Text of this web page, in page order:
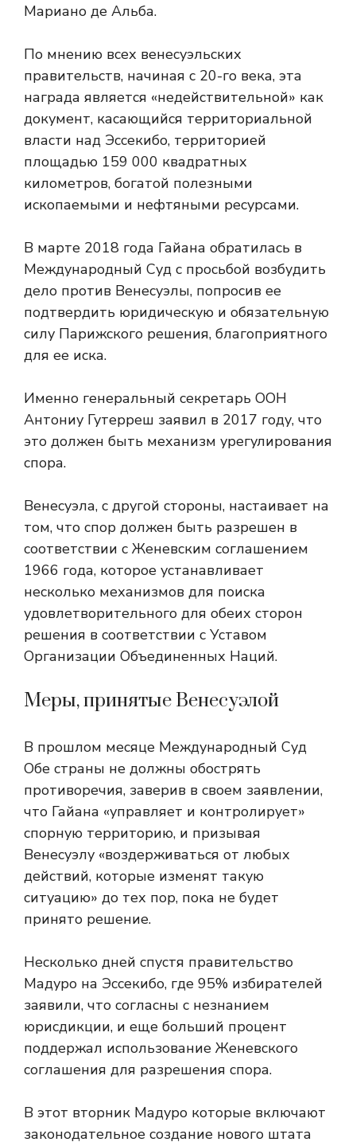
Мариано де Альба.
По мнению всех венесуэльских
правительств, начиная с 20-го века, эта
награда является «недействительной» как
документ, касающийся территориальной
власти над Эссекибо, территорией
площадью 159 000 квадратных
километров, богатой полезными
ископаемыми и нефтяными ресурсами.
В марте 2018 года Гайана обратилась в
Международный Суд с просьбой возбудить
дело против Венесуэлы, попросив ее
подтвердить юридическую и обязательную
силу Парижского решения, благоприятного
для ее иска.
Именно генеральный секретарь ООН
Антониу Гутерреш заявил в 2017 году, что
это должен быть механизм урегулирования
спора.
Венесуэла, с другой стороны, настаивает на
том, что спор должен быть разрешен в
соответствии с Женевским соглашением
1966 года, которое устанавливает
несколько механизмов для поиска
удовлетворительного для обеих сторон
решения в соответствии с Уставом
Организации Объединенных Наций.
Меры, принятые Венесуэлой
В прошлом месяце Международный Суд
Обе страны не должны обострять
противоречия, заверив в своем заявлении,
что Гайана «управляет и контролирует»
спорную территорию, и призывая
Венесуэлу «воздерживаться от любых
действий, которые изменят такую ​​
ситуацию» до тех пор, пока не будет
принято решение.
Несколько дней спустя правительство
Мадуро на Эссекибо, где 95% избирателей
заявили, что согласны с незнанием
юрисдикции, и еще больший процент
поддержал использование Женевского
соглашения для разрешения спора.
В этот вторник Мадуро которые включают
законодательное создание нового штата